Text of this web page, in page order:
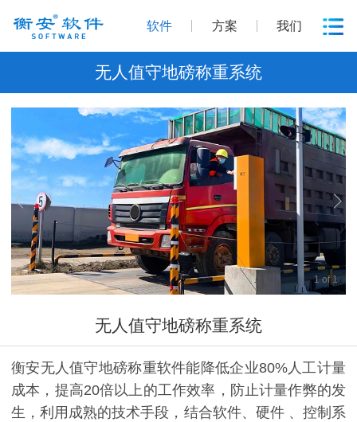
软件 方案 我们
无人值守地磅称重系统
1of1
无人值守地磅称重系统
衡安无人值守地磅称重软件能降低企业80%人工计量
成本，提高20倍以上的工作效率，防止计量作弊的发
生，利用成熟的技术手段，结合软件、硬件 、控制系